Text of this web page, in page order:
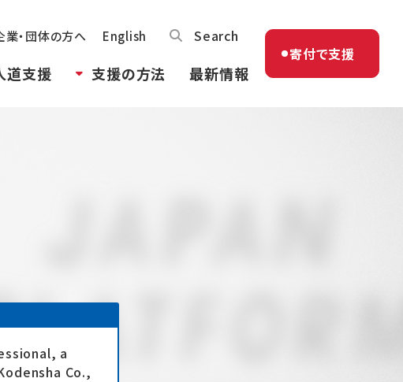
業・団体の方へ English Search
道支援 支援の方法 最新情報
寄付で支援
a
Co.,